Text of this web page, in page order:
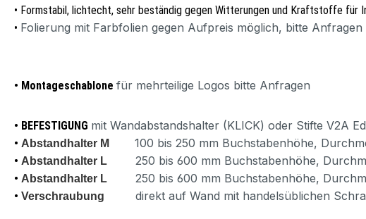
• Formstabil, lichtecht, sehr beständig gegen Witterungen und Kraftstoffe für
• Folierung mit Farbfolien gegen Aufpreis möglich, bitte Anfragen
• Montageschablone für mehrteilige Logos bitte Anfragen
• BEFESTIGUNG mit Wandabstandshalter (KLICK) oder Stifte V2A
• Abstandhalter M 100 bis 250 mm Buchstabenhöhe,
• Abstandhalter L 250 bis 600 mm Buchstabenhöhe,
• Abstandhalter L 250 bis 600 mm Buchstabenhöhe,
• Verschraubung direkt auf Wand mit handelsüblichen